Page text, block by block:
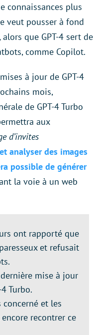
connaissances plus
veut pousser à fond
que GPT-4 sert de
comme Copilot.
à jour de GPT-4
mois,
de GPT-4 Turbo
aux
d’invites
analyser des images
possible de générer
la voie à un web
ont rapporté que
et refusait
mise à jour
Turbo.
concerné et les
recontrer ce